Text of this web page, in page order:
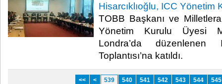
Hisarcıklıoğlu, ICC Yönetim
TOBB Başkanı ve
Yönetim Kurulu Üyesi
Londra’da
Toplantısı’na katıldı.​
<< < 539 540 541 542 543 544 545